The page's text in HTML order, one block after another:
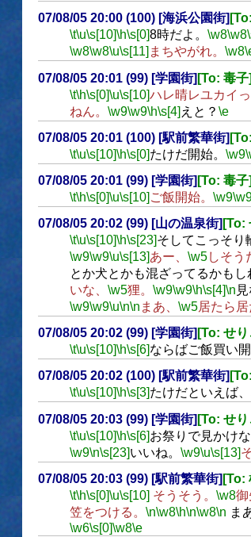
07/08/05 20:00 (100) [海浜公園街]
\t\u\s[10]\h\s[0]8時だよ。 \w8\w8
\w8\w8\u\s[11] まちやがれ。 \w8
07/08/05 20:01 (99) [学園街] [To: 毒子]
\t\h\s[0]\u\s[10]ハレ晴レユカイっ
ねん。 \w9\w9\h\s[4] えと？ \e
07/08/05 20:01 (100) [駅前繁華街]
\t\u\s[10]\h\s[0]たけだ開始。 \w9
07/08/05 20:01 (99) [学園街] [To: 毒子]
\t\h\s[0]\u\s[10] ご飯開始。 \w9
07/08/05 20:02 (99) [山の温泉街] [To:
\t\u\s[10]\h\s[23]そしてこっそり
\w9\w9\u\s[13]あー、 \w5しそう
とか犬とかも混ざってるかもし
いな、 \w5狸。 \w9\w9\h\s[4]\n
\w9\w9\u\n\n まあ、 \w5居たら居
07/08/05 20:02 (99) [学園街] [To: せり
\t\u\s[10]\h\s[6]ならばご飯買い開
07/08/05 20:02 (100) [駅前繁華街]
\t\u\s[10] \h\s[3] たけだといえば
07/08/05 20:03 (99) [学園街] [To: せり
\t\u\s[10]\h\s[6]お祭りで見かけ
\w9\n\s[23]いいね。 \w9\u\s[13]
07/08/05 20:03 (99) [駅前繁華街] [To:
\t\h\s[0]\u\s[10] そうそう。 \w8御
笠をつける。 \n\w8\h\n\w8\n ま
\w6\s[0]\w8\e